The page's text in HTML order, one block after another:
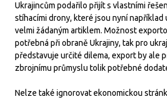
Ukrajincům podařilo přijít s vlastními
stíhacími drony, které jsou nyní například
velmi žádaným artiklem. Možnost
potřebná při obraně Ukrajiny, tak pro
představuje určité dilema, export by ale
zbrojnímu průmyslu tolik potřebné
Nelze také ignorovat ekonomickou